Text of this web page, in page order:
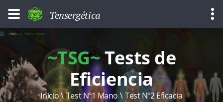
Tensergética
~TSG~Tests de
Eficiencia
Inicio Test Nº1 Mano
Test Nº2 Eficacia